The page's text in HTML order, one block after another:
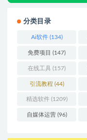
分类目录
Ai软件(134)
免费项目 (147)
在线工具 (157)
引流教程 (44)
精选软件(1209)
自媒体运营(96)